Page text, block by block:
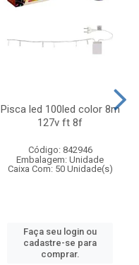
Pisca led 100led color 8m
127v ft 8f
Código: 842946
Embalagem: Unidade
Caixa Com: 50 Unidade(s)
Faça seu login ou
cadastre-se para
comprar.